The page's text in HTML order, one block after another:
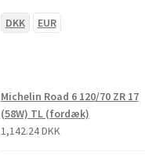
DKK EUR
Michelin Road 6 120/70 ZR 17
(58W) TL (fordæk)
1,142.24 DKK